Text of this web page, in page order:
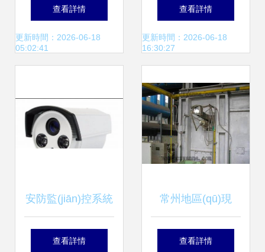
(jiān)控系統(tǒng)
產(chǎn)品概覽、
報價參考
查看詳情
更新時間：2026-06-18
05:02:41
防監(jiān)控系統
(tǒng) 高清守護，
查看詳情
更新時間：2026-06-18
16:30:27
安防監(jiān)控系統
(tǒng) 現(xiàn)代安
查看詳情
常州地區(qū)現
(xiàn)代化安防監
查看詳情